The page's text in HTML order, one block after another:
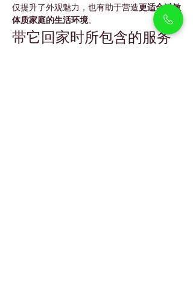
仅提升了外观魅力，也有助于营造更适合过敏
体质家庭的生活环境。
带它回家时所包含的服务